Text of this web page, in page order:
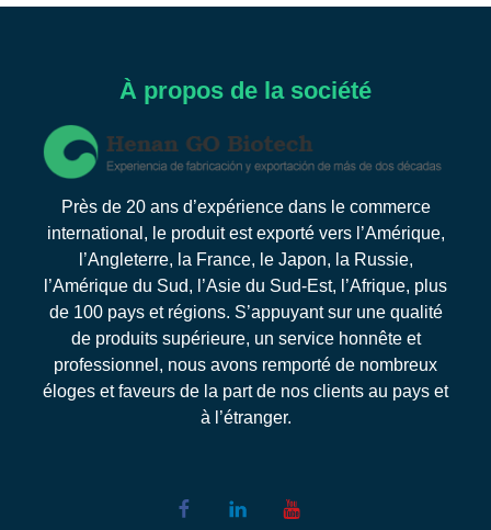
À propos de la société
Près de 20 ans d’expérience dans le commerce
international, le produit est exporté vers l’Amérique,
l’Angleterre, la France, le Japon, la Russie,
l’Amérique du Sud, l’Asie du Sud-Est, l’Afrique, plus
de 100 pays et régions. S’appuyant sur une qualité
de produits supérieure, un service honnête et
professionnel, nous avons remporté de nombreux
éloges et faveurs de la part de nos clients au pays et
à l’étranger.